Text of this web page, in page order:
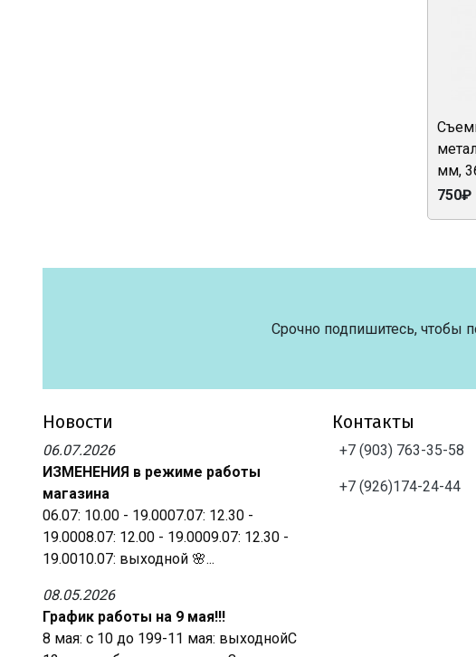
мм,
750₽
Срочно подпишитесь, чтобы
Новости
06.07.2026
ИЗМЕНЕНИЯ в режиме работы
магазина
06.07: 10.00 - 19.0007.07: 12.30 -
19.0008.07: 12.00 - 19.0009.07: 12.30 -
19.0010.07: выходной 🌸...
08.05.2026
График работы на 9 мая!!!
8 мая: с 10 до 199-11 мая: выходнойС
Контакты
+7 (903) 763-35-58
+7 (926)174-24-44